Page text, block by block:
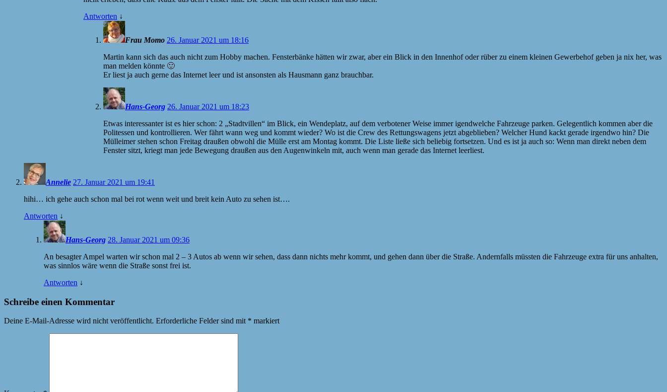
Antworten ↓
Frau Momo 26. Januar 2021 um 18:16
Martin kann sich das auch nicht zum Hobby machen. Fensterbänke hätten wir zwar, aber ein Blick in den Innenhof oder rüber zu einem kleinen Gewerbehof geben ja nix her, was
man melden könnte 🙂
Er liest ja auch gerne das Internet leer und ist ansonsten als Hausmann ganz brauchbar.
Hans-Georg 26. Januar 2021 um 18:23
Etwas interessanter ist es hier schon: 2 „Stadtvillen“ im Blick, ein Wendeplatz, auf dem verbotener Weise immer igendwelche Fahrzeuge parken. Gelegentlich kommen aber die
Politessen und kontrollieren. Wer fährt wann weg und kommt wieder? Wo ist die Crew des Rettungswagens jetzt abgeblieben? Welcher Hund kackt gerade irgendwo hin? Die
Mülleimer stehen schon Freitag draußen obwohl die Mülle erst am Montag kommt. Die Liste ließe sich beliebig fortsetzen. Und es ist ja auch so: Wenn man direkt neben dem
Fenster sitzt, kriegt man jede Bewegung draußen aus den Augenwinkeln mit, auch wenn man gerade das Internet leerliest.
Annelie 27. Januar 2021 um 19:41
hihi… ich gehe auch schon mal bei rot wenn weit und breit kein Auto zu sehen ist….
Antworten ↓
Hans-Georg 28. Januar 2021 um 09:36
An besagter Ampel warten wir schon mal 2 – 3 Autos ab wenn wir sehen, dass dann nichts mehr kommt, und gehen dann über die Straße. Andernfalls müssten die Fahrzeuge extra für uns anhalten,
was sinnlos wäre wenn die Straße sonst frei ist.
Antworten ↓
Schreibe einen Kommentar
Deine E-Mail-Adresse wird nicht veröffentlicht. Erforderliche Felder sind mit * markiert